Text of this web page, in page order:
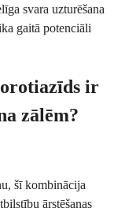
svara uzturēšana
gaitā potenciāli
ir
zālēm?
šī kombinācija
ārstēšanas